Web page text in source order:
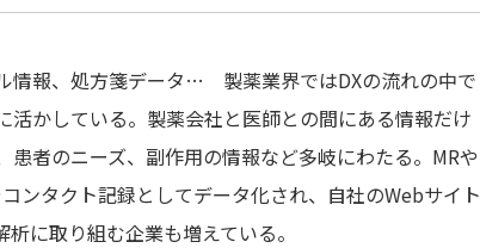
情報、処方箋データ… 製薬業界ではDXの流れの中で
かしている。製薬会社と医師との間にある情報だけ
者のニーズ、副作用の情報など多岐にわたる。MRや
ンタクト記録としてデータ化され、自社のWebサイト
に取り組む企業も増えている。